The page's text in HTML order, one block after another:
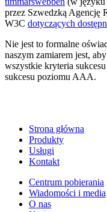
przez Szwedzką Agencję
W3C dotyczących
Nie jest to formalne
naszym zamiarem jest,
wszystkie kryteria
sukcesu poziomu AAA.
Strona główna
Produkty
Usługi
Kontakt
Centrum pobierania
Wiadomości i media
O nas